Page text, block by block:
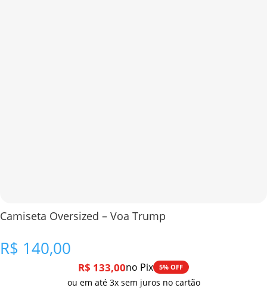
Camiseta Oversized – Voa Trump
R$ 140,00
R$ 133,00no Pix 5% OFF
ou em até 3x sem juros no cartão